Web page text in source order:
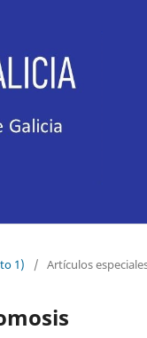
1) / Artículos